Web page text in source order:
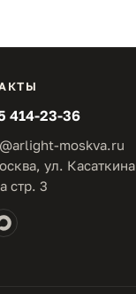
414-23-36
moskva.ru
ул. Касаткина
стр. 3